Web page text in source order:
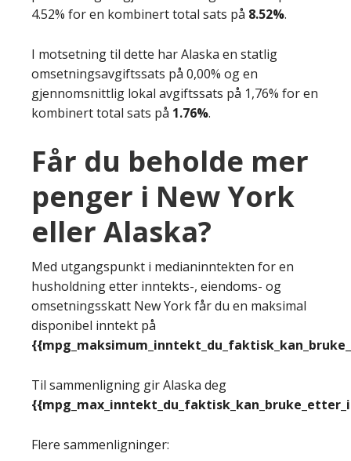
4.52% for en kombinert total sats på 8.52%.
I motsetning til dette har Alaska en statlig
omsetningsavgiftssats på 0,00% og en
gjennomsnittlig lokal avgiftssats på 1,76% for en
kombinert total sats på 1.76%.
Får du beholde mer
penger i New York
eller Alaska?
Med utgangspunkt i medianinntekten for en
husholdning etter inntekts-, eiendoms- og
omsetningsskatt New York får du en maksimal
disponibel inntekt på
Til sammenligning gir Alaska deg
Flere sammenligninger: